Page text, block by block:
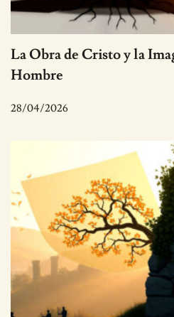
La Obra de Cristo y la
Hombre
28/04/2026